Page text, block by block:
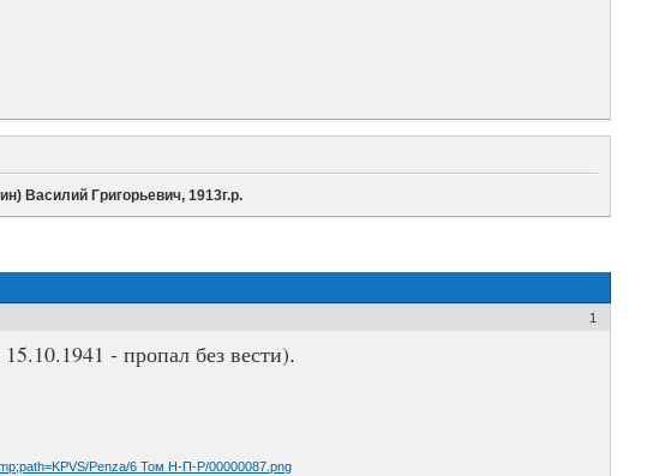
Василий Григорьевич, 1913г.р.
1
- пропал без вести).
Penza/6 Том Н-П-Р/00000087.png